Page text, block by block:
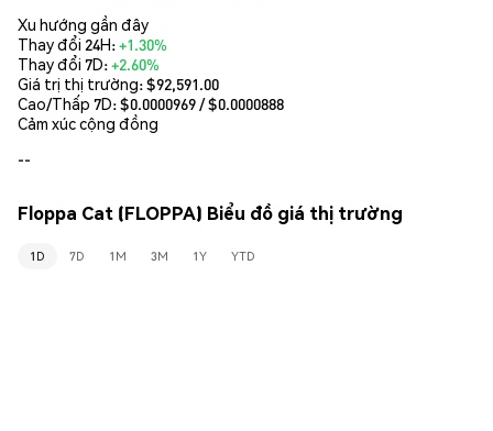
Xu hướng gần đây
Thay đổi 24H:+1.30%
Thay đổi 7D:+2.60%
Giá trị thị trường:$92,591.00
Cao/Thấp 7D: $0.0000969/ $0.0000888
Cảm xúc cộng đồng
--
Floppa Cat (FLOPPA) Biểu đồ giá thị trường
1D 7D 1M 3M 1Y YTD